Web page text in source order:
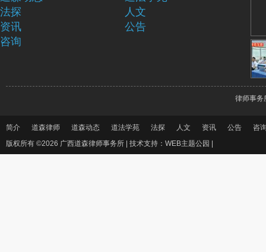
法探
人文
资讯
公告
咨询
律师事务
简介 道森律师 道森动态 道法学苑 法探 人文 资讯 公告
咨
版权所有 ©2026 广西道森律师事务所 | 技术支持：WEB主题公园